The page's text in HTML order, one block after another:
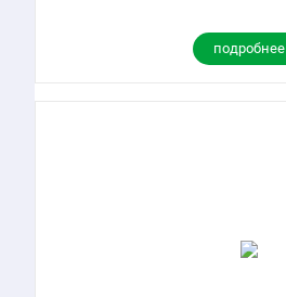
подробнее